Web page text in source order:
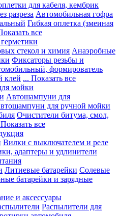
для кабеля, кембрик
разреза Автомобильная гофра
Гибкая оплетка (змеиная
все
стекол и химия Анаэробные
Фиксаторы резьбы и
формирователь
клей ... Показать все
мойки
Автошампуни для
для ручной мойки
Очистители битума, смол,
все
Вилки с выключателем и реле
адаптеры и удлинители
Литиевые батарейки Солевые
батарейки и зарядные
и аксессуары
Распылители для